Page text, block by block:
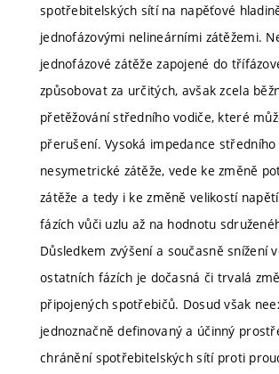
spotřebitelských sítí na napěťové
jednofázovými nelineárními zátěžemi.
jednofázové zátěže zapojené do
způsobovat za určitých, avšak zcela
přetěžování středního vodiče, které
přerušení. Vysoká impedance
nesymetrické zátěže, vede ke změně
zátěže a tedy i ke změně velikostí
fázích vůči uzlu až na hodnotu
Důsledkem zvýšení a současně snížení
ostatních fázích je dočasná či trvalá
připojených spotřebičů. Dosud však
jednoznačně definovaný a účinný
chránění spotřebitelských sítí proti